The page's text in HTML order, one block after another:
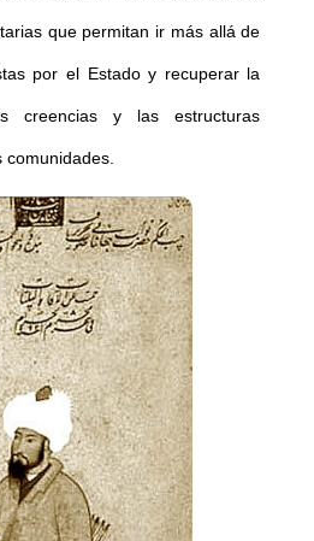
que permitan ir más allá de
por el Estado y recuperar la
creencias y las estructuras